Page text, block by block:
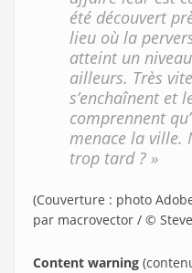
été découvert
lieu où la
atteint un
ailleurs. Très
s’enchaînent et
comprennent
menace la ville.
trop tard ? »
(Couverture : photo
par macrovector / ©
Content warning